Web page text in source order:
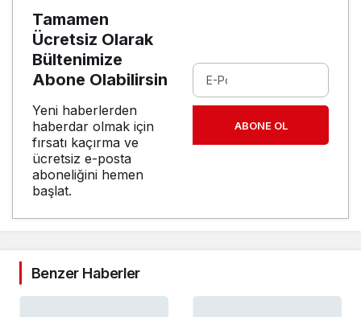
Tamamen
Ücretsiz Olarak
Bültenimize
Abone Olabilirsin
Yeni haberlerden
haberdar olmak için
fırsatı kaçırma ve
ücretsiz e-posta
aboneliğini hemen
başlat.
ABONE OL
Benzer Haberler